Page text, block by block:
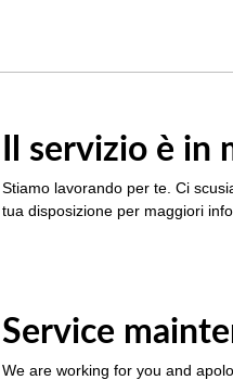
Il servizio è in
Stiamo lavorando per te. Ci
tua disposizione per maggiori
Service
We are working for you and